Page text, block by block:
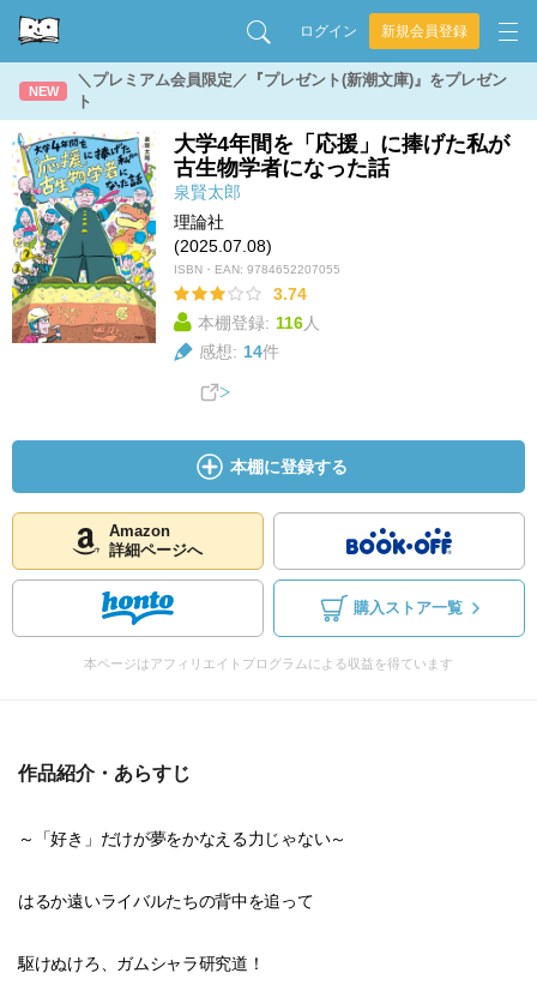
ログイン 新規会員登録
NEW
＼プレミアム会員限定／『プレゼント(新潮文庫)』をプレゼン
ト
大学4年間を「応援」に捧げた私が
古生物学者になった話
泉賢太郎
理論社
(2025.07.08)
ISBN・EAN: 9784652207055
3.74
本棚登録: 116人
感想: 14件
本棚に登録する
Amazon
詳細ページへ
購入ストア一覧
本ページはアフィリエイトプログラムによる収益を得ています
作品紹介・あらすじ
～「好き」だけが夢をかなえる力じゃない～
はるか遠いライバルたちの背中を追って
駆けぬけろ、ガムシャラ研究道！